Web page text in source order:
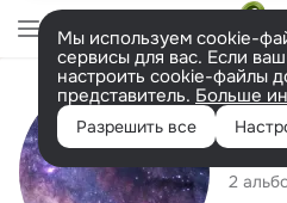
Мы используем cookie-
сервисы для вас. Если
настроить cookie-файлы
представитель. Больше
Разрешить все
2